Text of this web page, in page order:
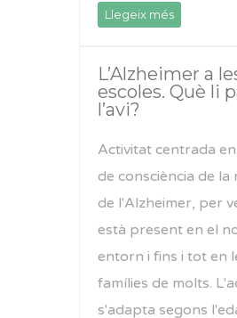
Llegeix més
L’Alzheimer a
escoles. Què li
l’avi?
Activitat centrada
de consciència de la
de l'Alzheimer, per
està present en el
entorn i fins i tot en
famílies de molts.
s'adapta segons